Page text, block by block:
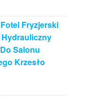
Fryzjerski
Salonu
Krzesło